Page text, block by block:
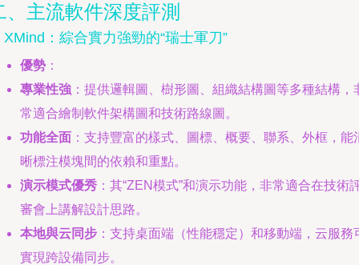
、主流軟件深度評測
XMind：綜合實力強勁的“瑞士軍刀”
優勢 ：
專業性強 ：提供邏輯圖、樹形圖、組織結構圖等多種結構，
常適合繪制軟件架構圖和技術路線圖。
功能全面 ：支持豐富的樣式、圖標、概要、聯系、外框，能
晰標注模塊間的依賴和重點。
演示模式優秀 ：其“ZEN模式”和演示功能，非常適合在技術
審會上講解設計思路。
本地與云同步 ：支持桌面端（性能穩定）和移動端，云服務
實現跨設備同步。